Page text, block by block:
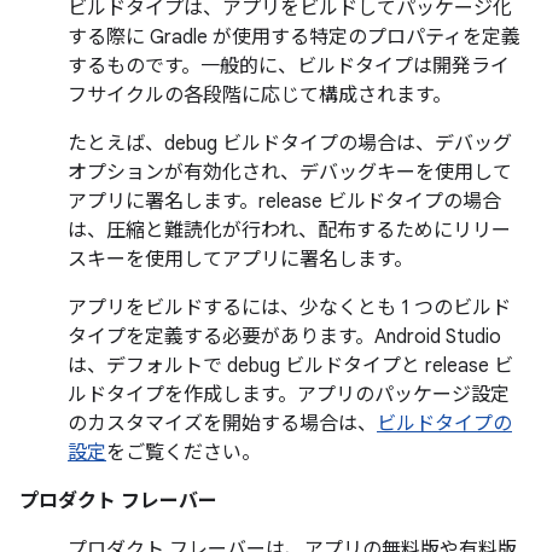
ビルドタイプは、アプリをビルドしてパッケージ化
する際に Gradle が使用する特定のプロパティを定義
するものです。一般的に、ビルドタイプは開発ライ
フサイクルの各段階に応じて構成されます。
たとえば、debug ビルドタイプの場合は、デバッグ
オプションが有効化され、デバッグキーを使用して
アプリに署名します。release ビルドタイプの場合
は、圧縮と難読化が行われ、配布するためにリリー
スキーを使用してアプリに署名します。
アプリをビルドするには、少なくとも 1 つのビルド
タイプを定義する必要があります。Android Studio
は、デフォルトで debug ビルドタイプと release ビ
ルドタイプを作成します。アプリのパッケージ設定
のカスタマイズを開始する場合は、
ビルドタイプの
設定をご覧ください。
プロダクト フレーバー